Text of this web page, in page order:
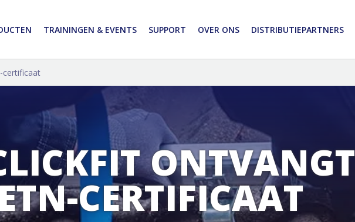
TRAININGEN & EVENTS SUPPORT OVER ONS DISTRIBUTIEPARTNERS
certificaat
ONTVANGT
CERTIFICAAT